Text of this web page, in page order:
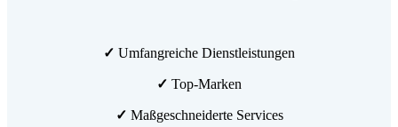
✓ Umfangreiche Dienstleistungen
✓ Top-Marken
✓ Maßgeschneiderte Services